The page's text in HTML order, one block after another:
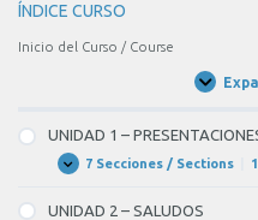
ÍNDICE CURSO
Inicio del Curso / Course
UNIDAD 1 –
Expandir
UNIDAD
–
7 Secciones / Sections
UNIDAD 2 – SALUDOS